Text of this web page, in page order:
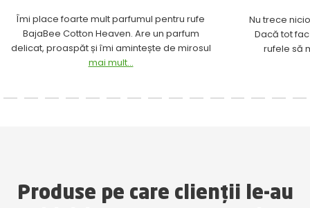
Îmi place foarte mult parfumul pentru rufe
BajaBee Cotton Heaven. Are un parfum
delicat, proaspăt și îmi amintește de mirosul
mai mult...
Nu trece
Dacă tot
rufele să
Produse pe care clienții le-au